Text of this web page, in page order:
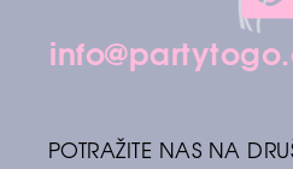
POTRAŽITE NAS NA